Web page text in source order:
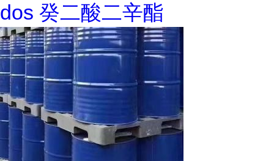
dos 癸二酸二辛酯